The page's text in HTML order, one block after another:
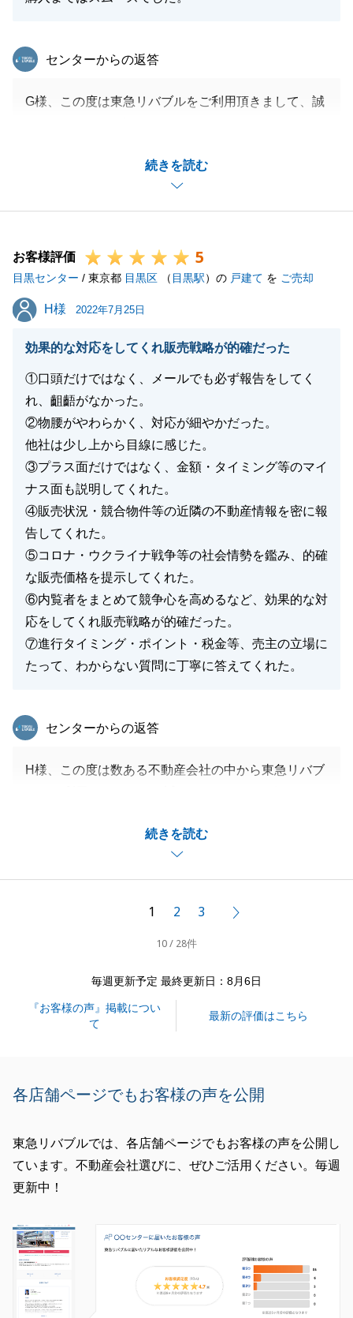
続きを読む
東急リバブル
センターからの返答
G様、この度は東急リバブルをご利用頂きまして、誠
希望には届かずとも売主様にご理解いただく為にかな
り大きな価格交渉をさせていただきました。
今後とも不動産の事でお困りの事がございましたら、
引き続きよろしくお願い申し上げます。
お客様評価 5
目黒センター / 東京都 目黒区 （ 目黒駅）の 戸建て を ご売却
H様
H様 2022年7月25日
効果的な対応をしてくれ販売戦略が的確だった
①口頭だけではなく、メールでも必ず報告をしてく
れ、齟齬がなかった。
②物腰がやわらかく、対応が細やかだった。
他社は少し上から目線に感じた。
③プラス面だけではなく、金額・タイミング等のマイ
ナス面も説明してくれた。
④販売状況・競合物件等の近隣の不動産情報を密に報
告してくれた。
⑤コロナ・ウクライナ戦争等の社会情勢を鑑み、的確
な販売価格を提示してくれた。
⑥内覧者をまとめて競争心を高めるなど、効果的な対
応をしてくれ販売戦略が的確だった。
⑦進行タイミング・ポイント・税金等、売主の立場に
たって、わからない質問に丁寧に答えてくれた。
続きを読む
東急リバブル
センターからの返答
H様、この度は数ある不動産会社の中から東急リバブ
は随時ご連絡をしながら、様々なご提案をさせていた
私の提案だけはなく、H様に相談をさせていただきな
素早く書類準備や内覧対応等ご対応いただきまして、
今後とも不動産の事でお困りの事がございましたら、
何なりとご相談頂ければ幸いでございます。
引き続きよろしくお願い申し上げます。
閉じる
1 2 3
10 / 28件
毎週更新予定 最終更新日：8月6日
『お客様の声』掲載につい
て
最新の評価はこちら
各店舗ページでもお客様の声を公開
東急リバブルでは、各店舗ページでもお客様の声を公開し
ています。不動産会社選びに、ぜひご活用ください。毎週
更新中！